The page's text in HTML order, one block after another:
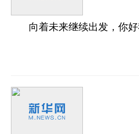
向着未来继续出发，你好